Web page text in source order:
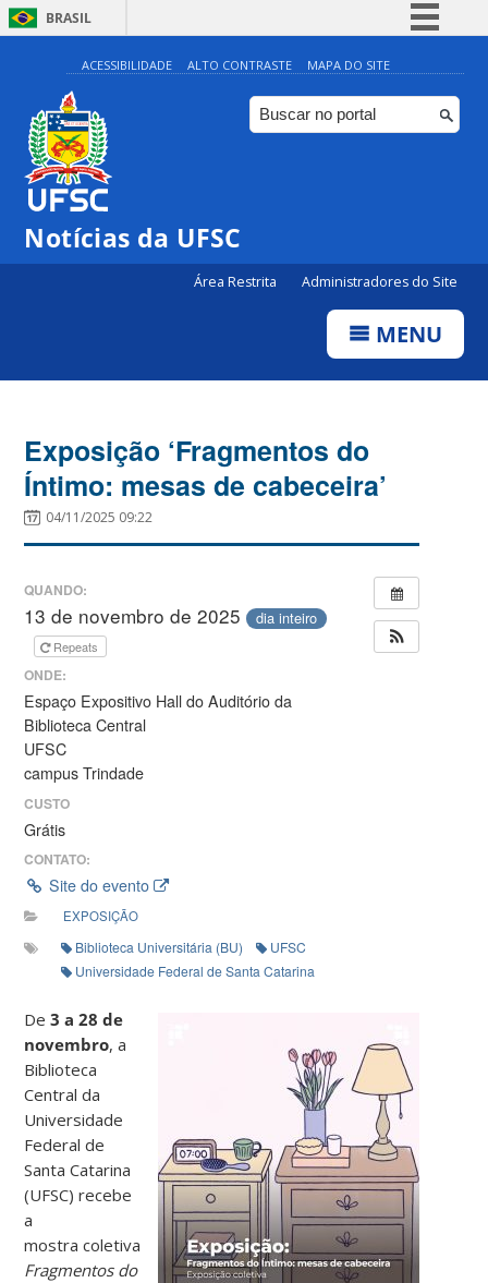
BRASIL
Simplifique!
Comunica BR
Participe
ACESSIBILIDADE ALTO CONTRASTE MAPA DO SITE
Notícias da UFSC
Área Restrita Administradores do Site
MENU
Exposição ‘Fragmentos do
Íntimo: mesas de cabeceira’
04/11/2025 09:22
QUANDO:
13 de novembro de 2025 dia inteiro
Repeats
ONDE:
Espaço Expositivo Hall do Auditório da
Biblioteca Central
UFSC
campus Trindade
CUSTO
Grátis
CONTATO:
Site do evento
EXPOSIÇÃO
Biblioteca Universitária (BU)
UFSC
Universidade Federal de Santa Catarina
De3 a 28 de
novembro, a
Biblioteca
Central da
Universidade
Federal de
Santa Catarina
(UFSC) recebe
a
mostra coletiva
Fragmentos do